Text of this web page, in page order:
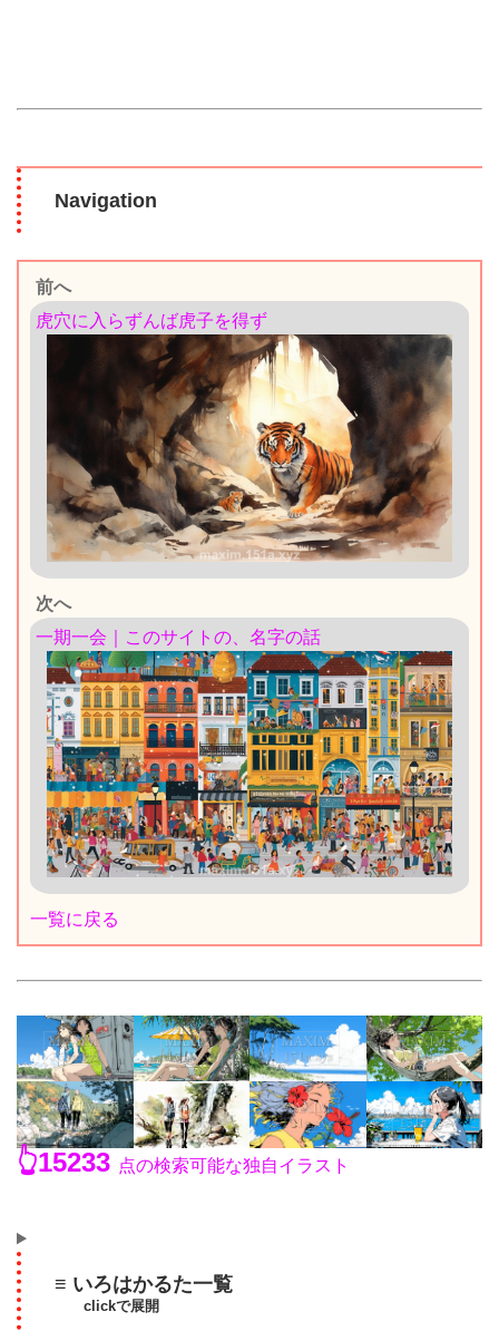
Navigation
前へ
虎穴に入らずんば虎子を得ず
次へ
一期一会｜このサイトの、名字の話
一覧に戻る
👆15233 点の検索可能な独自イラスト
≡ いろはかるた一覧
clickで展開